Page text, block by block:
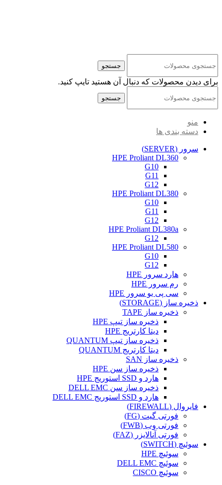
جستجو
برای دیدن محصولات که دنبال آن هستید تایپ کنید.
جستجو
منو
دسته بندی ها
سرور (SERVER)
HPE Proliant DL360
G10
G11
G12
HPE Proliant DL380
G10
G11
G12
HPE Proliant DL380a
G12
HPE Proliant DL580
G10
G12
هارد سرور HPE
رم سرور HPE
سی پی یو سرور HPE
ذخیره ساز (STORAGE)
ذخیره ساز TAPE
ذخیره ساز تیپ HPE
دیتا کارتریج HPE
ذخیره ساز تیپ QUANTUM
دیتا کارتریج QUANTUM
ذخیره ساز SAN
ذخیره ساز سن HPE
هارد و SSD استوریج HPE
ذخیره ساز سن DELL EMC
هارد و SSD استوریج DELL EMC
فایروال (FIREWALL)
فورتی گیت (FG)
فورتی وب (FWB)
فورتی آنالایزر (FAZ)
سوئیچ (SWITCH)
سوئیچ HPE
سوئیچ DELL EMC
سوئیچ CISCO